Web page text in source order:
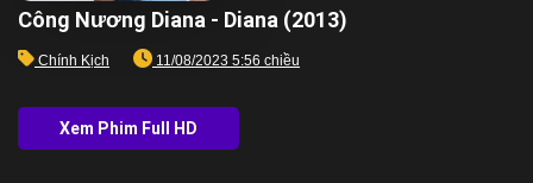
Công Nương Diana - Diana (2013)
Chính Kịch 11/08/2023 5:56 chiều